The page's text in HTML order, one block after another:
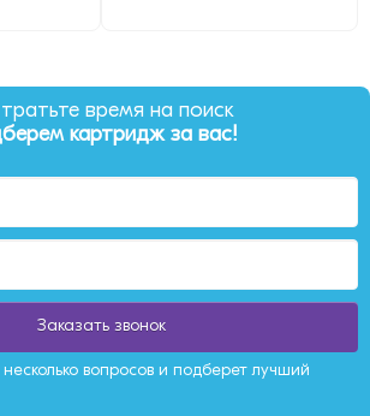
время на поиск
картридж за вас!
Заказать звонок
вопросов и подберет лучший